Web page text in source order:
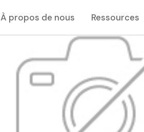
À propos de nous Ressources